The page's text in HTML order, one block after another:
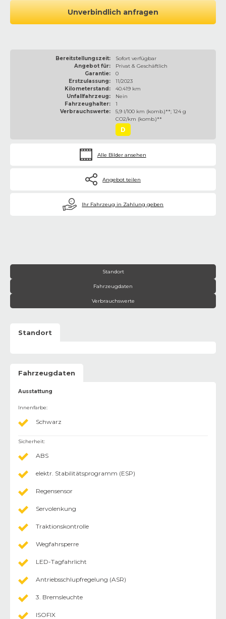
Unverbindlich anfragen
Bereitstellungszeit:
Sofort verfügbar
Angebot für:
Privat & Geschäftlich
Garantie:
0
Erstzulassung:
11/2023
Kilometerstand:
40.419 km
Unfallfahrzeug:
Nein
Fahrzeughalter:
1
Verbrauchswerte:
5,9 l/100 km (komb.)**; 124 g
CO2/km (komb.)**
D
Alle Bilder ansehen
Angebot teilen
€ Ihr Fahrzeug in Zahlung geben
Standort
Fahrzeugdaten
Verbrauchswerte
Standort
Fahrzeugdaten
Ausstattung
Innenfarbe:
Schwarz
Sicherheit:
ABS
elektr. Stabilitätsprogramm (ESP)
Regensensor
Servolenkung
Traktionskontrolle
Wegfahrsperre
LED-Tagfahrlicht
Antriebsschlupfregelung (ASR)
3. Bremsleuchte
ISOFIX